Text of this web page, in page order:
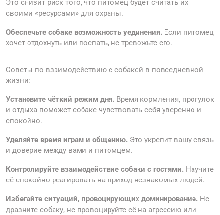
Это снизит риск того, что питомец будет считать их
своими «ресурсами» для охраны.
Обеспечьте собаке возможность уединения. Если питомец
хочет отдохнуть или поспать, не тревожьте его.
Советы по взаимодействию с собакой в повседневной
жизни:
Установите чёткий режим дня. Время кормления, прогулок
и отдыха поможет собаке чувствовать себя уверенно и
спокойно.
Уделяйте время играм и общению. Это укрепит вашу связь
и доверие между вами и питомцем.
Контролируйте взаимодействие собаки с гостями. Научите
её спокойно реагировать на приход незнакомых людей.
Избегайте ситуаций, провоцирующих доминирование. Не
дразните собаку, не провоцируйте её на агрессию или